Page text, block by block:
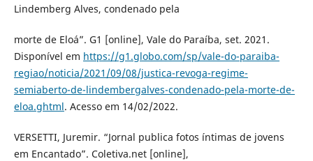
Lindemberg Alves, condenado pela
morte de Eloá”. G1 [online], Vale do Paraíba, set. 2021.
Disponível em https://g1.globo.com/sp/vale-do-paraiba-
regiao/noticia/2021/09/08/justica-revoga-regime-
semiaberto-de-lindembergalves-condenado-pela-morte-de-
eloa.ghtml. Acesso em 14/02/2022.
VERSETTI, Juremir. “Jornal publica fotos íntimas de jovens
em Encantado”. Coletiva.net [online],